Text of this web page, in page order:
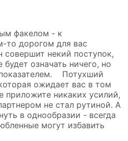
факелом - к
то дорогом для вас
совершит некий поступок,
означать ничего, но
Потухший
ожидает вас в том
приложите никаких усилий,
не стал рутиной. А
в однообразии - всегда
могут избавить